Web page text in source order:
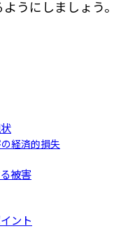
うにしましょう。
経済的損失
被害
ント